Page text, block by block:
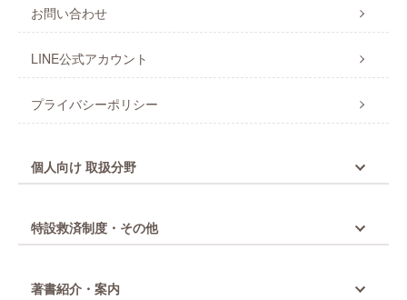
お問い合わせ
LINE公式アカウント
プライバシーポリシー
個人向け 取扱分野
特設救済制度・その他
著書紹介・案内